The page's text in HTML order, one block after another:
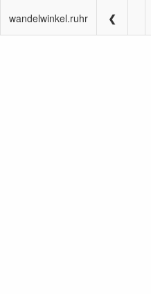
wandelwinkel.ruhr